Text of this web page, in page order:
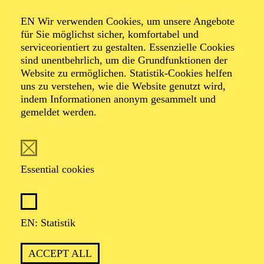
EN Wir verwenden Cookies, um unsere Angebote
für Sie möglichst sicher, komfortabel und
serviceorientiert zu gestalten. Essenzielle Cookies
sind unentbehrlich, um die Grundfunktionen der
Website zu ermöglichen. Statistik-Cookies helfen
uns zu verstehen, wie die Website genutzt wird,
indem Informationen anonym gesammelt und
gemeldet werden.
Essential cookies
EN: Statistik
ACCEPT ALL
Albert Lortzing Komische Oper in drei Aufzügen
TICKETS
51,00 45,00 35,00 30,00 23,00 11,00€
Abo 5: Donnerstag
OPERA
Friday
02.07.2027
19:30 - 22:00
RUHREPOS 2.027
Teilen, semikonzertante Aufführung